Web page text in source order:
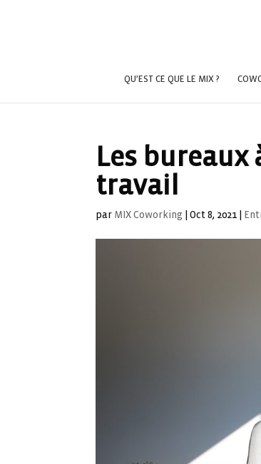
QU’EST CE QUE LE MIX ?
Les bureaux
travail
par MIX Coworking |Oct 8, 2021